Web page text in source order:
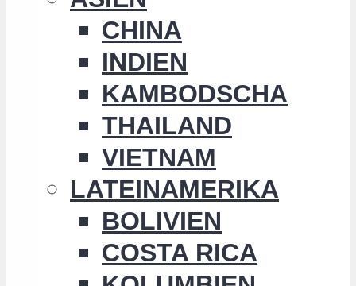
CHINA
INDIEN
KAMBODSCHA
THAILAND
VIETNAM
LATEINAMERIKA
BOLIVIEN
COSTA RICA